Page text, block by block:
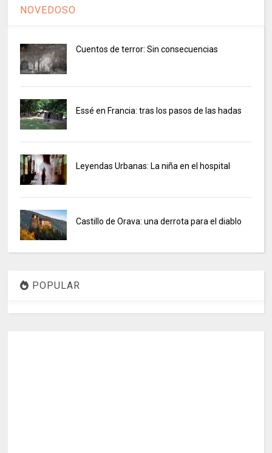
NOVEDOSO
Cuentos de terror: Sin consecuencias
Essé en Francia: tras los pasos de las hadas
Leyendas Urbanas: La niña en el hospital
Castillo de Orava: una derrota para el diablo
POPULAR